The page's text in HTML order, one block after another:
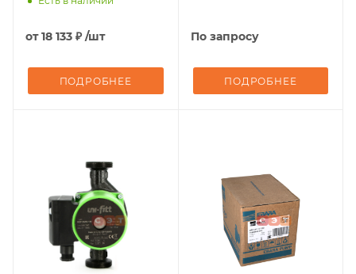
от18 133 ₽ /шт
ПОДРОБНЕЕ
По запросу
ПОДРОБНЕЕ